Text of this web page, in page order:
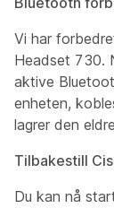
Vi har
Headset 730.
aktive
enheten,
lagrer den
Tilbakestill
Du kan nå